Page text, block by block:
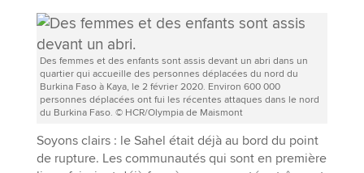
Des femmes et des enfants sont assis devant un abri dans un
quartier qui accueille des personnes déplacées du nord du
Burkina Faso à Kaya, le 2 février 2020. Environ 600 000
personnes déplacées ont fui les récentes attaques dans le nord
du Burkina Faso. © HCR/Olympia de Maismont
Soyons clairs : le Sahel était déjà au bord du point
de rupture. Les communautés qui sont en première